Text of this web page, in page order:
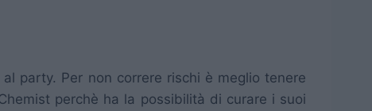
party. Per non correre rischi è meglio tenere
perchè ha la possibilità di curare i suoi